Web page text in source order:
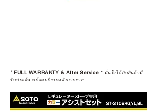
*FULL WARRANTY & After Service * มั่นใจได้กับสินค้ามี
รับประกัน พร้อมบริการหลังการขาย